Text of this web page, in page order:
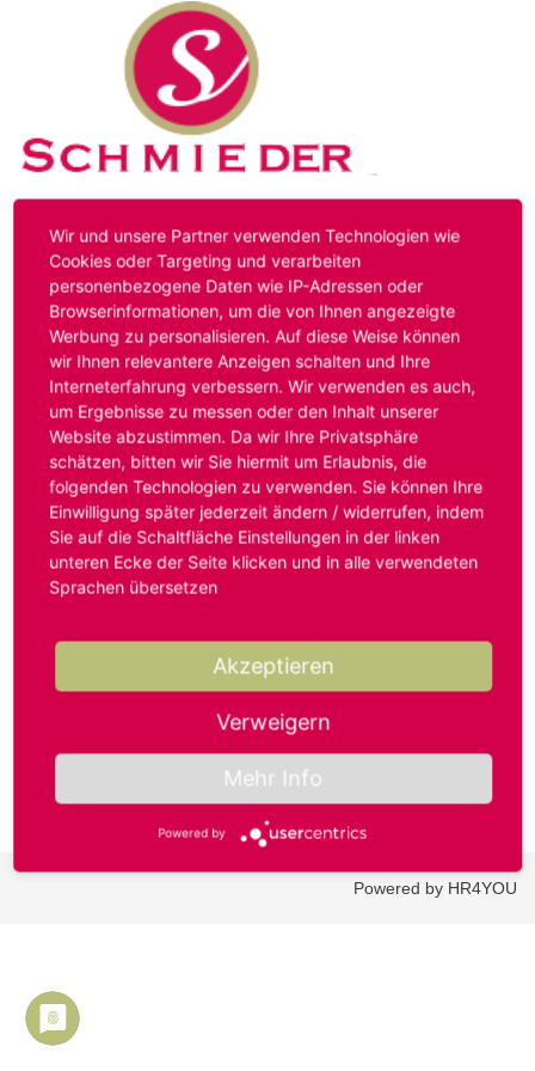
Kontakt Impressum Datenschutz
Hinweis:Das von ihnen aufgerufene Stellenangebot ist
bereits ausgelaufen. Alternative Stellenanzeigen finden
Sie unter:
www.schmieder-personal.de/stellenangebote
Oder Sie bewerben sich
initiativund wir suchen für Sie
passende Stellenangebote.
Anmelden
Benutzername oder E-Mail-Adresse*
Passwort*
Powered by HR4YOU
Wir und unsere Partner verwenden Technologien wie
Cookies oder Targeting und verarbeiten
personenbezogene Daten wie IP-Adressen oder
Browserinformationen, um die von Ihnen angezeigte
Werbung zu personalisieren. Auf diese Weise können
wir Ihnen relevantere Anzeigen schalten und Ihre
Interneterfahrung verbessern. Wir verwenden es auch,
um Ergebnisse zu messen oder den Inhalt unserer
Website abzustimmen. Da wir Ihre Privatsphäre
schätzen, bitten wir Sie hiermit um Erlaubnis, die
folgenden Technologien zu verwenden. Sie können Ihre
Einwilligung später jederzeit ändern / widerrufen, indem
Sie auf die Schaltfläche Einstellungen in der linken
unteren Ecke der Seite klicken und in alle verwendeten
Sprachen übersetzen
Akzeptieren
Verweigern
Mehr Info
Powered by